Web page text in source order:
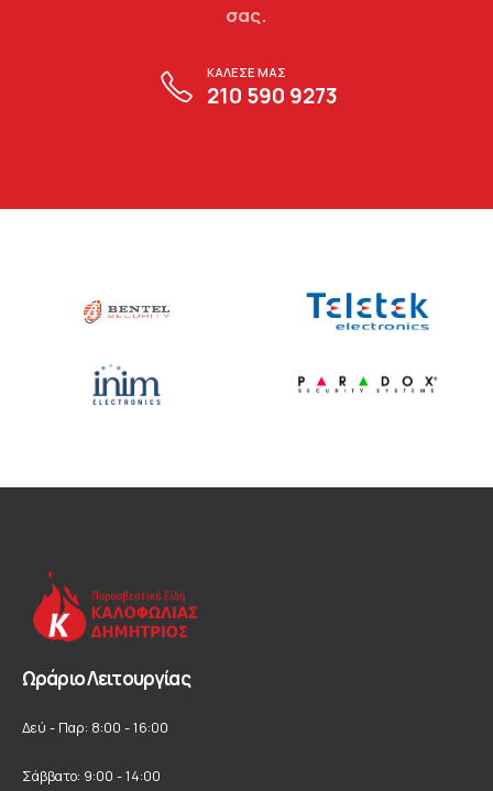
σας.
ΚΑΛΕΣΕ ΜΑΣ
210 590 9273
Ωράριο Λειτουργίας
Δεύ - Παρ: 8:00 - 16:00
Σάββατο: 9:00 - 14:00